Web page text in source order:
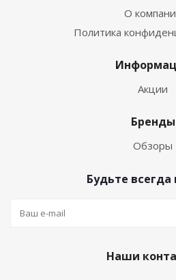
О
Политика
Акции
Бренды
Обзоры
Будьте всегда
Наши